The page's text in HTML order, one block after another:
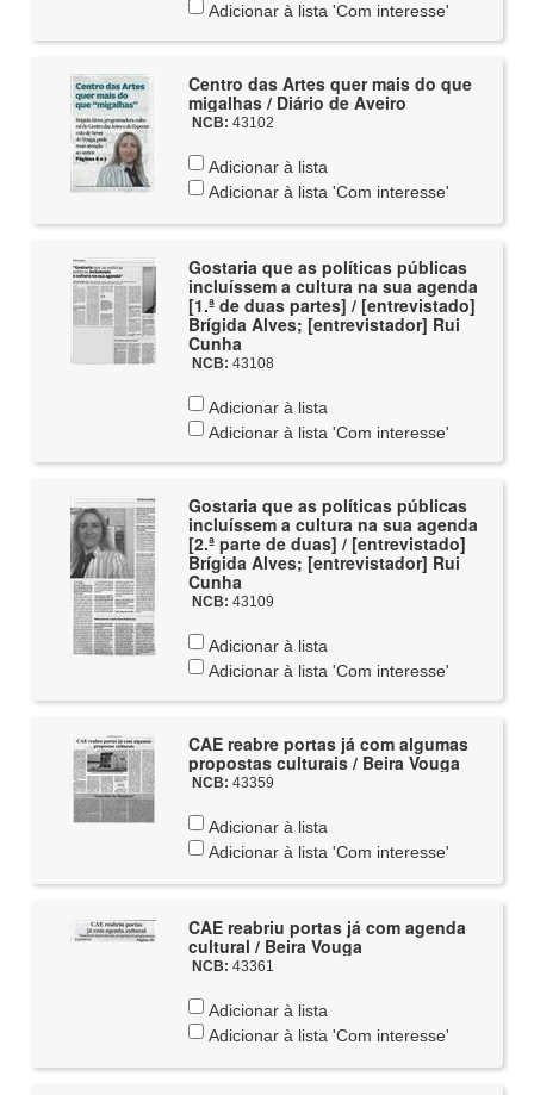
Adicionar à lista 'Com interesse'
Centro das Artes quer mais do que
migalhas / Diário de Aveiro
NCB: 43102
Adicionar à lista
Adicionar à lista 'Com interesse'
Gostaria que as políticas públicas
incluíssem a cultura na sua agenda
[1.ª de duas partes] / [entrevistado]
Brígida Alves; [entrevistador] Rui
Cunha
NCB: 43108
Adicionar à lista
Adicionar à lista 'Com interesse'
Gostaria que as políticas públicas
incluíssem a cultura na sua agenda
[2.ª parte de duas] / [entrevistado]
Brígida Alves; [entrevistador] Rui
Cunha
NCB: 43109
Adicionar à lista
Adicionar à lista 'Com interesse'
CAE reabre portas já com algumas
propostas culturais / Beira Vouga
NCB: 43359
Adicionar à lista
Adicionar à lista 'Com interesse'
CAE reabriu portas já com agenda
cultural / Beira Vouga
NCB: 43361
Adicionar à lista
Adicionar à lista 'Com interesse'